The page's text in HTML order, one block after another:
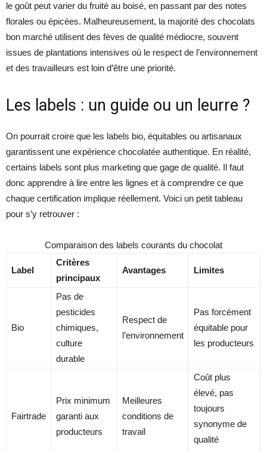
le goût peut varier du fruité au boisé, en passant par des notes
florales ou épicées. Malheureusement, la majorité des chocolats
bon marché utilisent des fèves de qualité médiocre, souvent
issues de plantations intensives où le respect de l’environnement
et des travailleurs est loin d’être une priorité.
Les labels : un guide ou un leurre ?
On pourrait croire que les labels bio, équitables ou artisanaux
garantissent une expérience chocolatée authentique. En réalité,
certains labels sont plus marketing que gage de qualité. Il faut
donc apprendre à lire entre les lignes et à comprendre ce que
chaque certification implique réellement. Voici un petit tableau
pour s’y retrouver :
Comparaison des labels courants du chocolat
Label
Critères
principaux
Avantages Limites
Bio
Pas de
pesticides
chimiques,
culture
durable
Respect de
l’environnement
Pas forcément
équitable pour
les producteurs
Fairtrade
Prix minimum
garanti aux
producteurs
Meilleures
conditions de
travail
Coût plus
élevé, pas
toujours
synonyme de
qualité